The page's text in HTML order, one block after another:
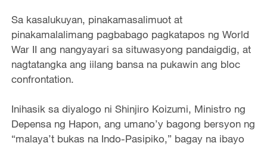
Sa kasalukuyan, pinakamasalimuot at
pinakamalalimang pagbabago pagkatapos ng World
War II ang nangyayari sa situwasyong pandaigdig, at
nagtatangka ang iilang bansa na pukawin ang bloc
confrontation.
Inihasik sa diyalogo ni Shinjiro Koizumi, Ministro ng
Depensa ng Hapon, ang umano’y bagong bersyon ng
“malaya’t bukas na Indo-Pasipiko,” bagay na ibayo